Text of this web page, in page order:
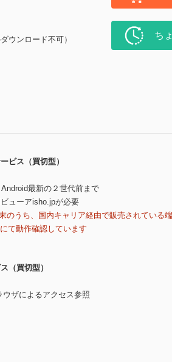
ウンロード不可） ち
ビス（買切型）
最新の２世代前まで
ューアisho.jpが必要
うち、国内キャリア経由で販売されている
て動作確認しています
（買切型）
ザによるアクセス参照